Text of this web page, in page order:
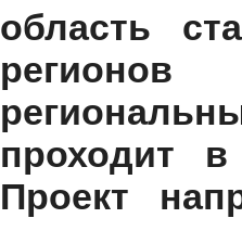
область
проходит
Проект